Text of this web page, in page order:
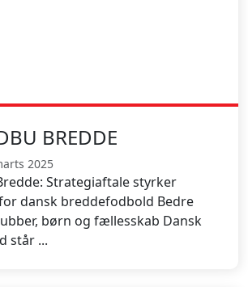
BREDDE
2025
Strategiaftale styrker
dansk breddefodbold Bedre
børn og fællesskab Dansk
står ...